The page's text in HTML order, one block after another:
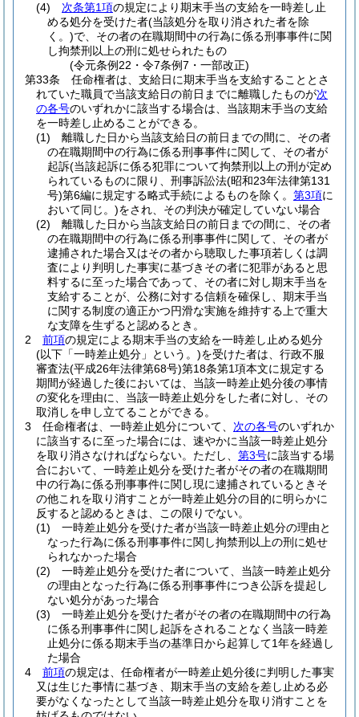
(4)
次条第1項の規定により期末手当の支給を一時差し止
める処分を受けた者(当該処分を取り消された者を除
く。)で、その者の在職期間中の行為に係る刑事事件に関
し拘禁刑以上の刑に処せられたもの
(令元条例22・令7条例7・一部改正)
第33条
任命権者は、支給日に期末手当を支給することとさ
れていた職員で当該支給日の前日までに離職したものが次
の各号のいずれかに該当する場合は、当該期末手当の支給
を一時差し止めることができる。
(1)
離職した日から当該支給日の前日までの間に、その者
の在職期間中の行為に係る刑事事件に関して、その者が
起訴(当該起訴に係る犯罪について拘禁刑以上の刑が定め
られているものに限り、刑事訴訟法(昭和23年法律第131
号)第6編に規定する略式手続によるものを除く。 第3項に
おいて同じ。)をされ、その判決が確定していない場合
(2)
離職した日から当該支給日の前日までの間に、その者
の在職期間中の行為に係る刑事事件に関して、その者が
逮捕された場合又はその者から聴取した事項若しくは調
査により判明した事実に基づきその者に犯罪があると思
料するに至った場合であって、その者に対し期末手当を
支給することが、公務に対する信頼を確保し、期末手当
に関する制度の適正かつ円滑な実施を維持する上で重大
な支障を生ずると認めるとき。
2
前項の規定による期末手当の支給を一時差し止める処分
(以下「一時差止処分」という。)を受けた者は、行政不服
審査法(平成26年法律第68号)第18条第1項本文に規定する
期間が経過した後においては、当該一時差止処分後の事情
の変化を理由に、当該一時差止処分をした者に対し、その
取消しを申し立てることができる。
3
任命権者は、一時差止処分について、 次の各号のいずれか
に該当するに至った場合には、速やかに当該一時差止処分
を取り消さなければならない。 ただし、 第3号に該当する場
合において、一時差止処分を受けた者がその者の在職期間
中の行為に係る刑事事件に関し現に逮捕されているときそ
の他これを取り消すことが一時差止処分の目的に明らかに
反すると認めるときは、この限りでない。
(1)
一時差止処分を受けた者が当該一時差止処分の理由と
なった行為に係る刑事事件に関し拘禁刑以上の刑に処せ
られなかった場合
(2)
一時差止処分を受けた者について、当該一時差止処分
の理由となった行為に係る刑事事件につき公訴を提起し
ない処分があった場合
(3)
一時差止処分を受けた者がその者の在職期間中の行為
に係る刑事事件に関し起訴をされることなく当該一時差
止処分に係る期末手当の基準日から起算して1年を経過し
た場合
4
前項の規定は、任命権者が一時差止処分後に判明した事実
又は生じた事情に基づき、期末手当の支給を差し止める必
要がなくなったとして当該一時差止処分を取り消すことを